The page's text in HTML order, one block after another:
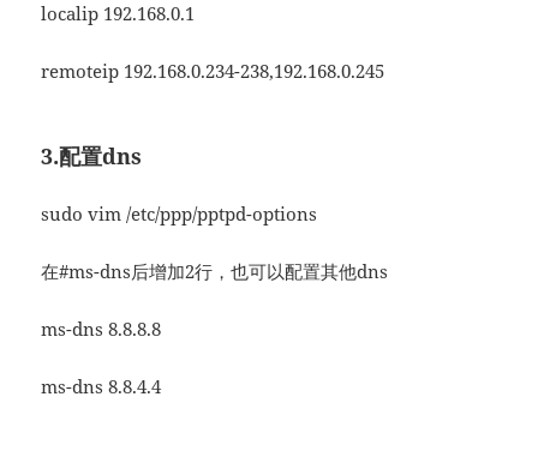
localip 192.168.0.1
remoteip 192.168.0.234-238,192.168.0.245
3.配置dns
sudo vim /etc/ppp/pptpd-options
在#ms-dns后增加2行，也可以配置其他dns
ms-dns 8.8.8.8
ms-dns 8.8.4.4